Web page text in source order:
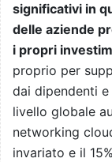
significativi in
delle aziende
i propri
proprio per
dai dipendenti
livello globale
networking
invariato e il